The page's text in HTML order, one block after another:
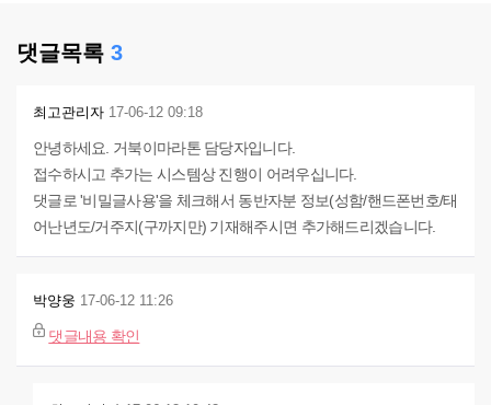
댓글목록 3
최고관리자 17-06-12 09:18
안녕하세요. 거북이마라톤 담당자입니다.
접수하시고 추가는 시스템상 진행이 어려우십니다.
댓글로 '비밀글사용'을 체크해서 동반자분 정보(성함/핸드폰번호/태
어난년도/거주지(구까지만) 기재해주시면 추가해드리겠습니다.
박양웅 17-06-12 11:26
댓글내용 확인